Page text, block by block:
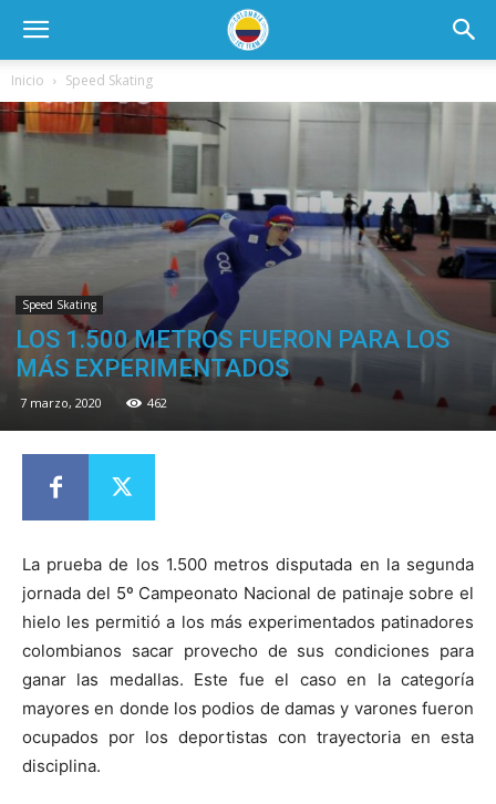
Inicio Speed Skating
Speed Skating
LOS 1.500 METROS FUERON PARA LOS
MÁS EXPERIMENTADOS
7 marzo, 2020 462
La prueba de los 1.500 metros disputada en la segunda
jornada del 5º Campeonato Nacional de patinaje sobre el
hielo les permitió a los más experimentados patinadores
colombianos sacar provecho de sus condiciones para
ganar las medallas. Este fue el caso en la categoría
mayores en donde los podios de damas y varones fueron
ocupados por los deportistas con trayectoria en esta
disciplina.